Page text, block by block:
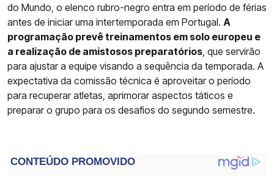
do Mundo, o elenco rubro-negro entra em período de férias
antes de iniciar uma intertemporada em Portugal. A
programação prevê treinamentos em solo europeu e
a realização de amistosos preparatórios , que servirão
para ajustar a equipe visando a sequência da temporada. A
expectativa da comissão técnica é aproveitar o período
para recuperar atletas, aprimorar aspectos táticos e
preparar o grupo para os desafios do segundo semestre.